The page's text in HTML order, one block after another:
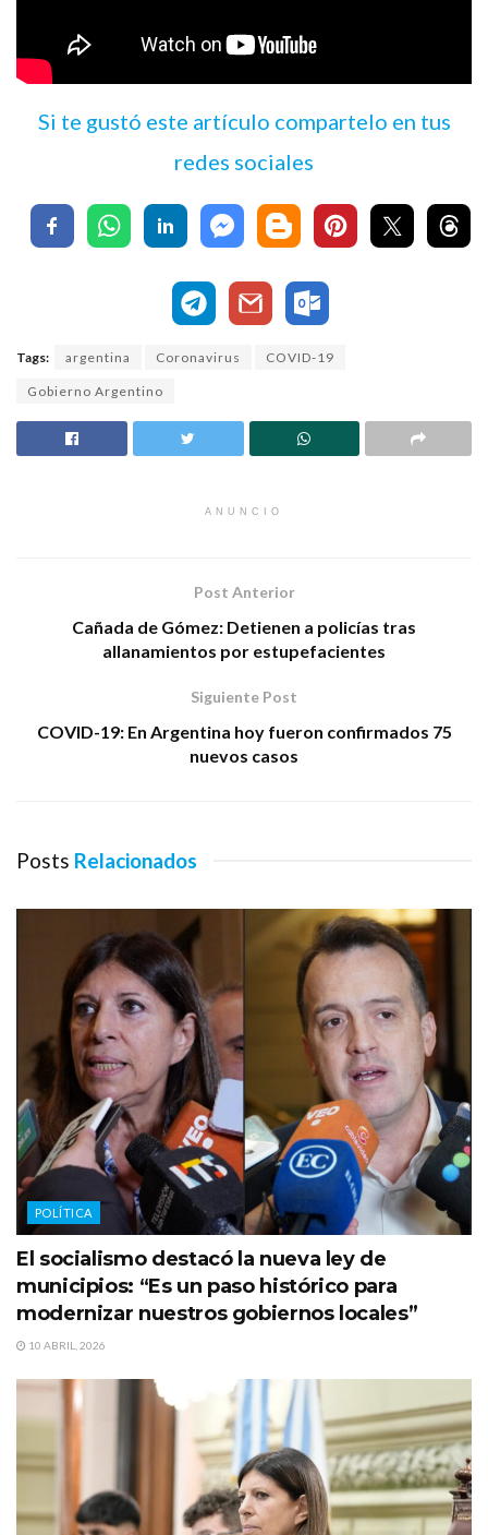
Si te gustó este artículo compartelo en tus
redes sociales
Tags: argentina Coronavirus COVID-19
Gobierno Argentino
ANUNCIO
Post Anterior
Cañada de Gómez: Detienen a policías tras
allanamientos por estupefacientes
Siguiente Post
COVID-19: En Argentina hoy fueron confirmados 75
nuevos casos
Posts Relacionados
POLÍTICA
El socialismo destacó la nueva ley de
municipios: “Es un paso histórico para
modernizar nuestros gobiernos locales”
10 ABRIL, 2026